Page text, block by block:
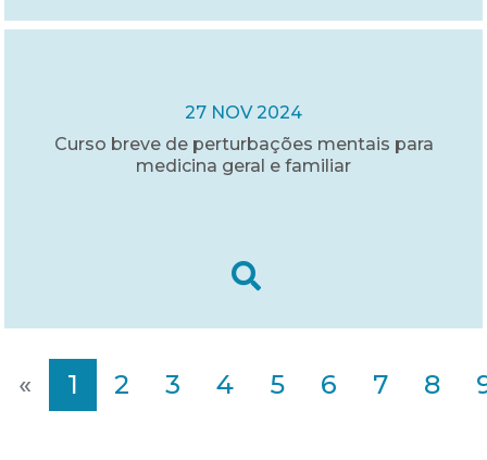
27 NOV 2024
Curso breve de perturbações mentais para
medicina geral e familiar
« 1 2 3 4 5 6 7 8